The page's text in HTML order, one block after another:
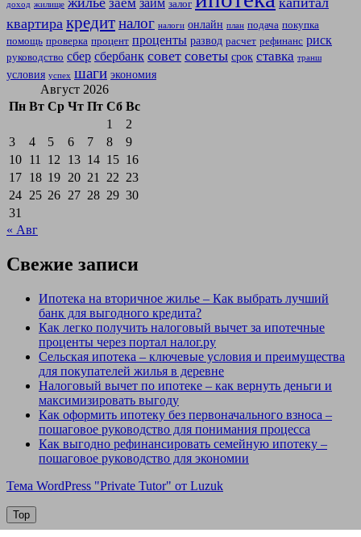
доход жилище заем займ залог
квартира кредитналог налоги онлайн план подача покупка
помощь проверка процент проценты развод расчет рефинанс риск
руководство сбер сбербанк совет советы срок ставка транш
условия успех шаги экономия
Август 2026
Пн Вт Ср Чт Пт Сб Вс
1
2
3
4 5 6 7 8
9
10 11 12 13 14 15 16
17 18 19 20 21 22 23
24 25 26 27 28 29 30
31
« Авг
Свежие записи
Ипотека на вторичное жилье – Как выбрать лучший
банк для выгодного кредита?
Как легко получить налоговый вычет за ипотечные
проценты через портал налог.ру
Сельская ипотека – ключевые условия и преимущества
для покупателей жилья в деревне
Налоговый вычет по ипотеке – как вернуть деньги и
максимизировать выгоду
Как оформить ипотеку без первоначального взноса –
пошаговое руководство для понимания процесса
Как выгодно рефинансировать семейную ипотеку –
пошаговое руководство для экономии
Тема WordPress "Private Tutor" от Luzuk
Top